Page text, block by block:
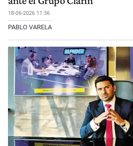
18-06-2026 11:36
PABLO VARELA